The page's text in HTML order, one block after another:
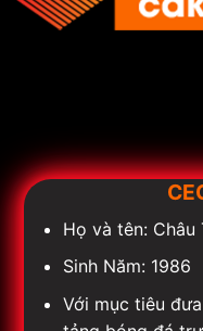
Họ và tên: Châu
Sinh Năm: 1986
Với mục tiêu